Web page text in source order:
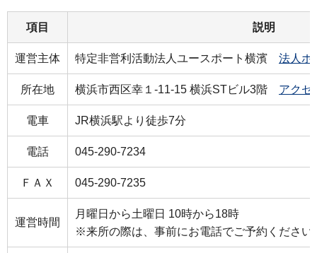
項目 説明
運営主体 特定非営利活動法人ユースポート横濱 法人ホ
所在地 横浜市西区幸１-11-15 横浜STビル3階 アクセ
電車 JR横浜駅より徒歩7分
電話 045-290-7234
ＦＡＸ 045-290-7235
運営時間
月曜日から土曜日 10時から18時
※来所の際は、事前にお電話でご予約ください